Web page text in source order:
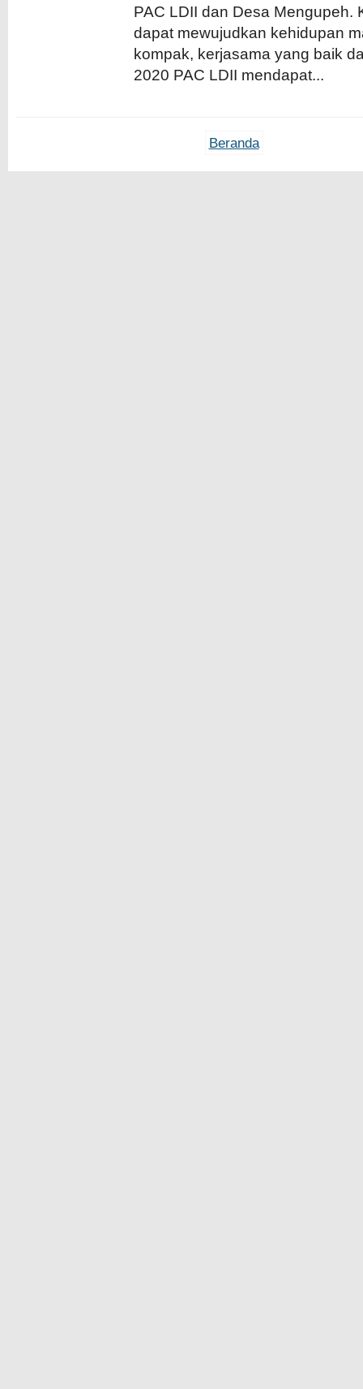
PAC LDII dan Desa Mengupeh.
dapat mewujudkan kehidupan
kompak, kerjasama yang baik
2020 PAC LDII mendapat...
Beranda